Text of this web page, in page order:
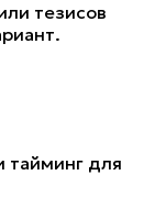
тезисов
тайминг для